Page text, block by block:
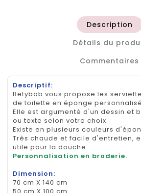
Description
Détails du
Commentaires
Descriptif:
Betybab vous propose les
de toilette en éponge
Elle est argumenté d'un dessin et
ou texte selon votre choix.
Existe en plusieurs couleurs
Très chaude et facile d'entretien,
utile pour la douche.
Personnalisation en broderie.
Dimension:
70 cm X 140 cm